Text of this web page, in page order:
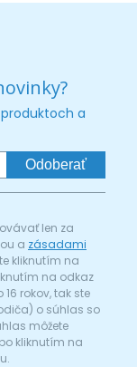
a
Odoberať
len za
a zásadami
kliknutím na
na odkaz
rokov, tak ste
o súhlas so
môžete
kliknutím na